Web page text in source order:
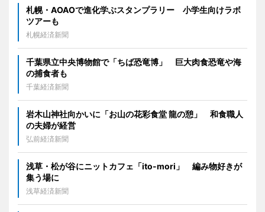
札幌・AOAOで進化学ぶスタンプラリー 小学生向けラボ
ツアーも
札幌経済新聞
千葉県立中央博物館で「ちば恐竜博」 巨大肉食恐竜や海
の捕食者も
千葉経済新聞
岩木山神社向かいに「お山の花彩食堂 龍の憩」 和食職人
の夫婦が経営
弘前経済新聞
浅草・松が谷にニットカフェ「ito-mori」 編み物好きが
集う場に
浅草経済新聞